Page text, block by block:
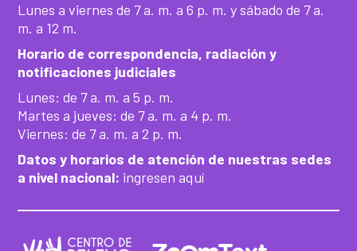
Lunes a viernes de 7 a. m. a 6 p. m. y sábado de 7 a.
m. a 12 m.
Horario de correspondencia, radiación y
notificaciones judiciales
Lunes: de 7 a. m. a 5 p. m.
Martes a jueves: de 7 a. m. a 4 p. m.
Viernes: de 7 a. m. a 2 p. m.
Datos y horarios de atención de nuestras sedes
a nivel nacional: ingresen aquí